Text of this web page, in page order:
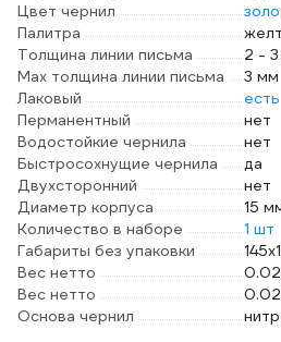
Цвет чернил
Палитра
Толщина линии письма
2 -
Мах толщина линии письма
3 мм
Лаковый
есть
Перманентный
нет
Водостойкие чернила
нет
Быстросохнущие чернила
да
Двухсторонний
нет
Диаметр корпуса
15
Количество в наборе
1 шт
Габариты без упаковки
Вес нетто
Вес нетто
Основа чернил